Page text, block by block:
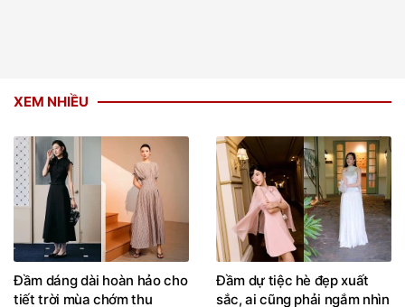
XEM NHIỀU
Đầm dáng dài hoàn hảo cho
tiết trời mùa chớm thu
Đầm dự tiệc hè đẹp xuất
sắc, ai cũng phải ngắm nhìn